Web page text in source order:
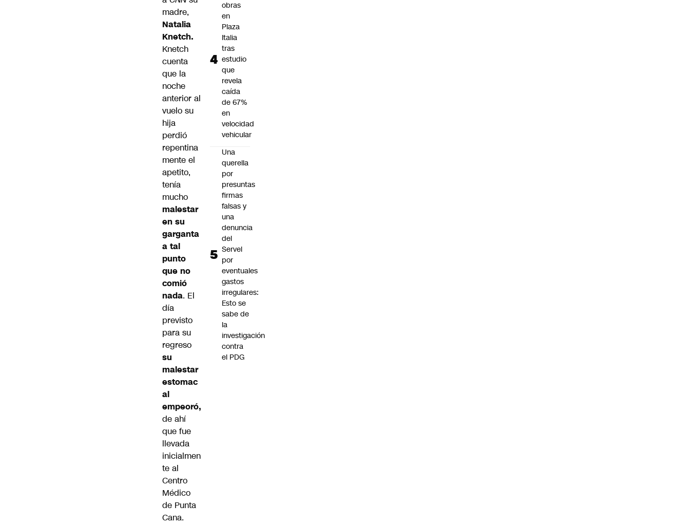
madre,
Natalia
Knetch.
Knetch
cuenta
que la
noche
anterior al
vuelo su
hija
perdió
repentina
mente el
apetito,
tenía
mucho
malestar
en su
garganta
a tal
punto
que no
comió
nada. El
día
previsto
para su
regreso
su
malestar
estomac
al
empeoró,
de ahí
que fue
llevada
inicialmen
te al
Centro
Médico
de Punta
Cana.
obras
en
Plaza
Italia
tras
estudio
que
revela
caída
de 67%
en
velocidad
vehicular
Una
querella
por
presuntas
firmas
falsas y
una
denuncia
del
Servel
por
eventuales
gastos
irregulares:
Esto se
sabe de
la
investigación
contra
el PDG